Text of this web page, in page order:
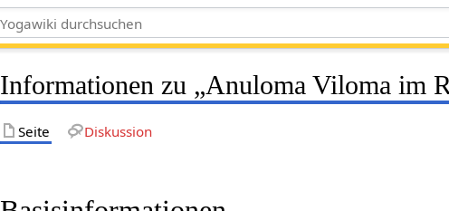
Informationen zu „Anuloma Viloma im
Seite Diskussion